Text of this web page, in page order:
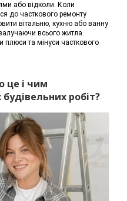
або відколи. Коли
до часткового ремонту
вітальню, кухню або ванну
всього житла.
плюси та мінуси часткового
це і чим
будівельних робіт?